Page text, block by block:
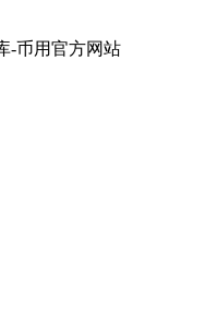
-币用官方网站